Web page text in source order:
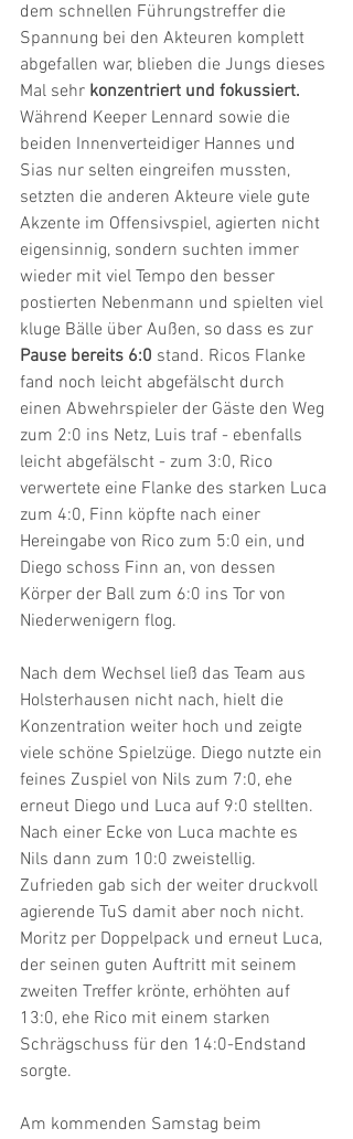
dem schnellen Führungstreffer die
Spannung bei den Akteuren komplett
abgefallen war, blieben die Jungs dieses
Mal sehr konzentriert und fokussiert.
Während Keeper Lennard sowie die
beiden Innenverteidiger Hannes und
Sias nur selten eingreifen mussten,
setzten die anderen Akteure viele gute
Akzente im Offensivspiel, agierten nicht
eigensinnig, sondern suchten immer
wieder mit viel Tempo den besser
postierten Nebenmann und spielten viel
kluge Bälle über Außen, so dass es zur
Pause bereits 6:0 stand. Ricos Flanke
fand noch leicht abgefälscht durch
einen Abwehrspieler der Gäste den Weg
zum 2:0 ins Netz, Luis traf - ebenfalls
leicht abgefälscht - zum 3:0, Rico
verwertete eine Flanke des starken Luca
zum 4:0, Finn köpfte nach einer
Hereingabe von Rico zum 5:0 ein, und
Diego schoss Finn an, von dessen
Körper der Ball zum 6:0 ins Tor von
Niederwenigern flog.
Nach dem Wechsel ließ das Team aus
Holsterhausen nicht nach, hielt die
Konzentration weiter hoch und zeigte
viele schöne Spielzüge. Diego nutzte ein
feines Zuspiel von Nils zum 7:0, ehe
erneut Diego und Luca auf 9:0 stellten.
Nach einer Ecke von Luca machte es
Nils dann zum 10:0 zweistellig.
Zufrieden gab sich der weiter druckvoll
agierende TuS damit aber noch nicht.
Moritz per Doppelpack und erneut Luca,
der seinen guten Auftritt mit seinem
zweiten Treffer krönte, erhöhten auf
13:0, ehe Rico mit einem starken
Schrägschuss für den 14:0-Endstand
sorgte.
Am kommenden Samstag beim